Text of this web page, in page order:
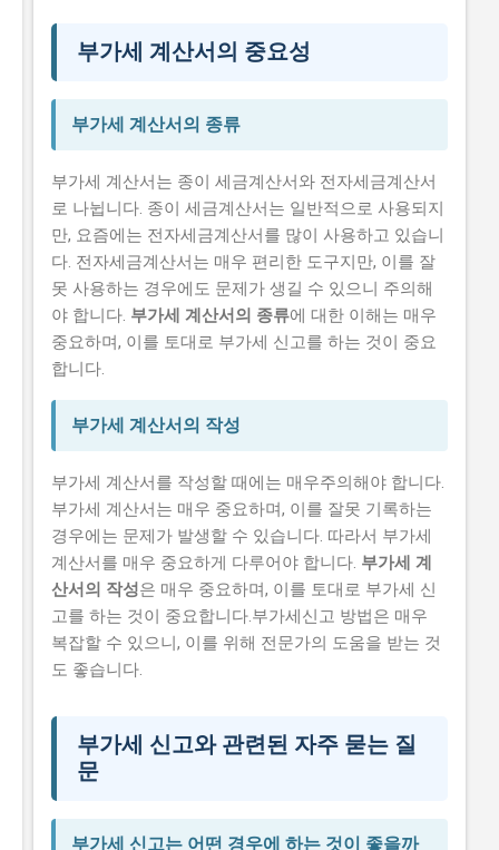
부가세 계산서의 중요성
부가세 계산서의 종류
부가세 계산서는 종이 세금계산서와 전자세금계산서
로 나뉩니다. 종이 세금계산서는 일반적으로 사용되지
만, 요즘에는 전자세금계산서를 많이 사용하고 있습니
다. 전자세금계산서는 매우 편리한 도구지만, 이를 잘
못 사용하는 경우에도 문제가 생길 수 있으니 주의해
야 합니다. 부가세 계산서의 종류에 대한 이해는 매우
중요하며, 이를 토대로 부가세 신고를 하는 것이 중요
합니다.
부가세 계산서의 작성
부가세 계산서를 작성할 때에는 매우주의해야 합니다.
부가세 계산서는 매우 중요하며, 이를 잘못 기록하는
경우에는 문제가 발생할 수 있습니다. 따라서 부가세
계산서를 매우 중요하게 다루어야 합니다. 부가세 계
산서의 작성은 매우 중요하며, 이를 토대로 부가세 신
고를 하는 것이 중요합니다.부가세신고 방법은 매우
복잡할 수 있으니, 이를 위해 전문가의 도움을 받는 것
도 좋습니다.
부가세 신고와 관련된 자주 묻는 질
문
부가세 신고는 어떤 경우에 하는 것이 좋을까